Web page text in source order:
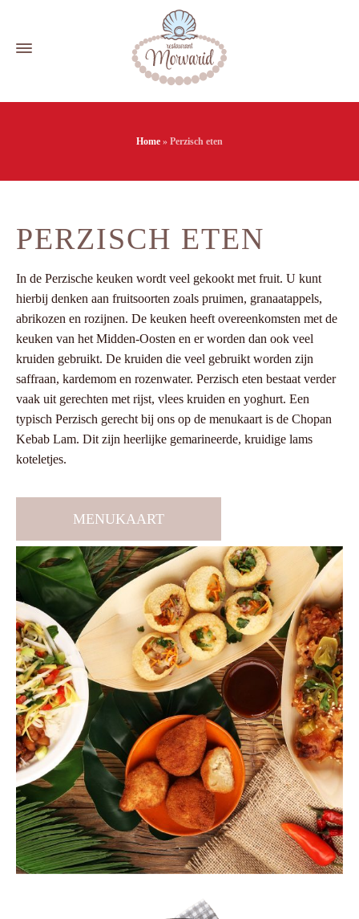
Home » Perzisch eten
PERZISCH ETEN
In de Perzische keuken wordt veel gekookt met fruit. U kunt
hierbij denken aan fruitsoorten zoals pruimen, granaatappels,
abrikozen en rozijnen. De keuken heeft overeenkomsten met de
keuken van het Midden-Oosten en er worden dan ook veel
kruiden gebruikt. De kruiden die veel gebruikt worden zijn
saffraan, kardemom en rozenwater. Perzisch eten bestaat verder
vaak uit gerechten met rijst, vlees kruiden en yoghurt. Een
typisch Perzisch gerecht bij ons op de menukaart is de Chopan
Kebab Lam. Dit zijn heerlijke gemarineerde, kruidige lams
koteletjes.
MENUKAART